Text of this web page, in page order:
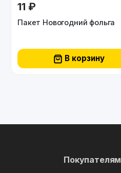
11 ₽
Пакет Новогодний фольга
В корзину
Покупателям